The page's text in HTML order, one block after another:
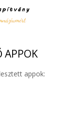
APPOK
appok: